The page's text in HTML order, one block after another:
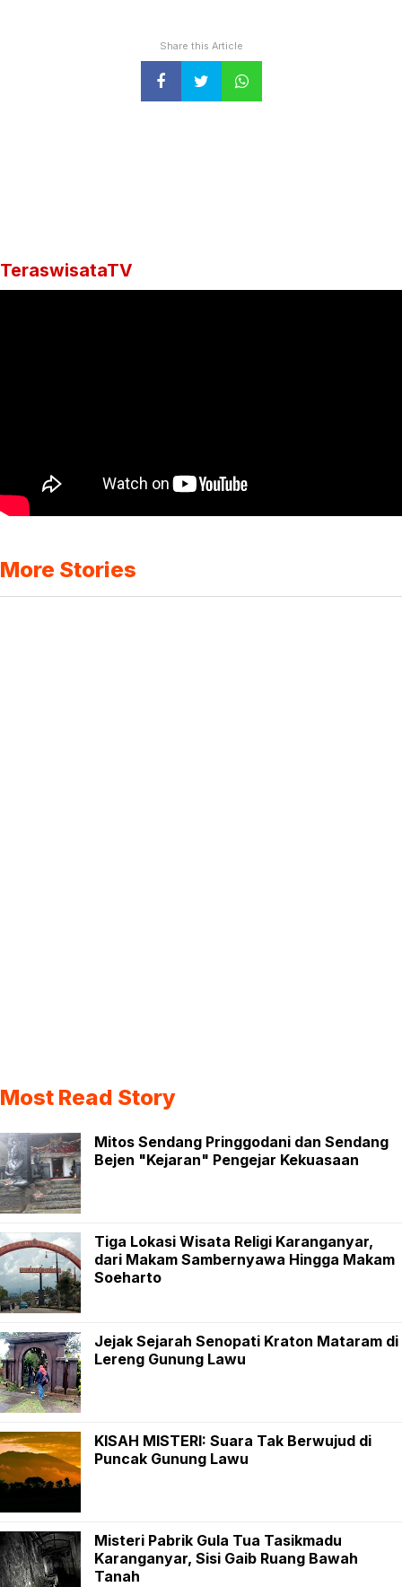
Share this Article
TeraswisataTV
More Stories
Most Read Story
Mitos Sendang Pringgodani dan Sendang
Bejen "Kejaran" Pengejar Kekuasaan
Tiga Lokasi Wisata Religi Karanganyar,
dari Makam Sambernyawa Hingga Makam
Soeharto
Jejak Sejarah Senopati Kraton Mataram di
Lereng Gunung Lawu
KISAH MISTERI: Suara Tak Berwujud di
Puncak Gunung Lawu
Misteri Pabrik Gula Tua Tasikmadu
Karanganyar, Sisi Gaib Ruang Bawah
Tanah